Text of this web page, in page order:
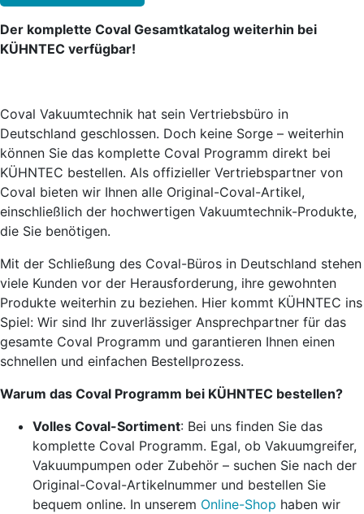
Der komplette Coval Gesamtkatalog weiterhin bei
KÜHNTEC verfügbar!
Coval Vakuumtechnik hat sein Vertriebsbüro in
Deutschland geschlossen. Doch keine Sorge – weiterhin
können Sie das komplette Coval Programm direkt bei
KÜHNTEC bestellen. Als offizieller Vertriebspartner von
Coval bieten wir Ihnen alle Original-Coval-Artikel,
einschließlich der hochwertigen Vakuumtechnik-Produkte,
die Sie benötigen.
Mit der Schließung des Coval-Büros in Deutschland stehen
viele Kunden vor der Herausforderung, ihre gewohnten
Produkte weiterhin zu beziehen. Hier kommt KÜHNTEC ins
Spiel: Wir sind Ihr zuverlässiger Ansprechpartner für das
gesamte Coval Programm und garantieren Ihnen einen
schnellen und einfachen Bestellprozess.
Warum das Coval Programm bei KÜHNTEC bestellen?
Volles Coval-Sortiment: Bei uns finden Sie das
komplette Coval Programm. Egal, ob Vakuumgreifer,
Vakuumpumpen oder Zubehör – suchen Sie nach der
Original-Coval-Artikelnummer und bestellen Sie
bequem online. In unserem Online-Shop haben wir